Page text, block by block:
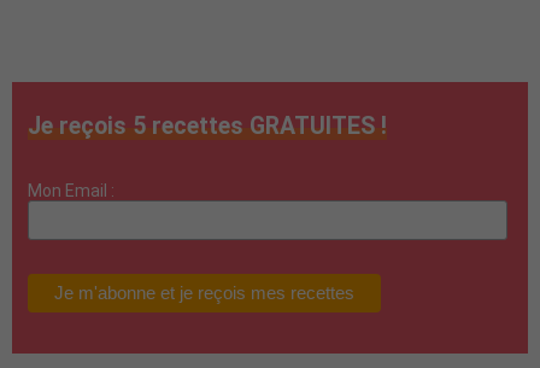
Je reçois 5 recettes GRATUITES !
Mon Email :